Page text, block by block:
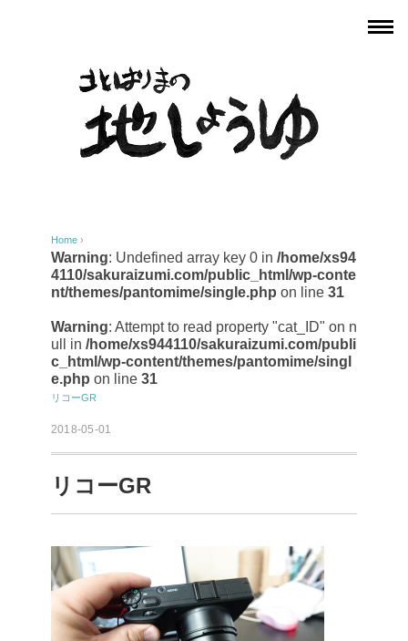
Home ›
Warning: Undefined array key 0 in /home/xs94
4110/sakuraizumi.com/public_html/wp-conte
nt/themes/pantomime/single.php on line 31
Warning: Attempt to read property "cat_ID" on n
ull in /home/xs944110/sakuraizumi.com/publi
c_html/wp-content/themes/pantomime/singl
e.php on line 31
リコーGR
2018-05-01
リコーGR